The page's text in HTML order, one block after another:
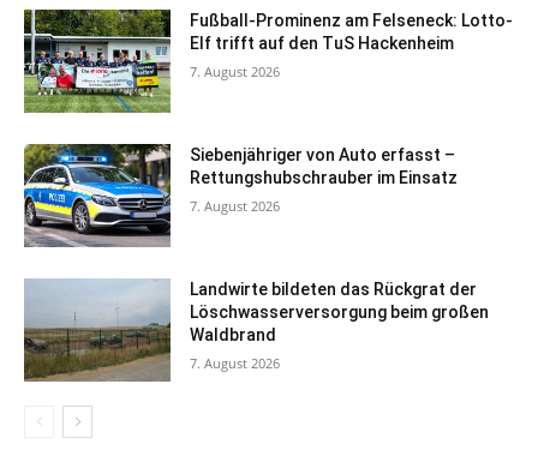
Fußball-Prominenz am Felseneck: Lotto-
Elf trifft auf den TuS Hackenheim
7. August 2026
Siebenjähriger von Auto erfasst –
Rettungshubschrauber im Einsatz
7. August 2026
Landwirte bildeten das Rückgrat der
Löschwasserversorgung beim großen
Waldbrand
7. August 2026